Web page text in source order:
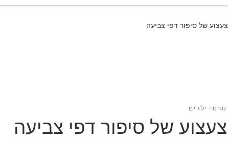
צעצוע של סיפור דפי צביעה
סרטי ילדים
צעצוע של סיפור דפי צביעה